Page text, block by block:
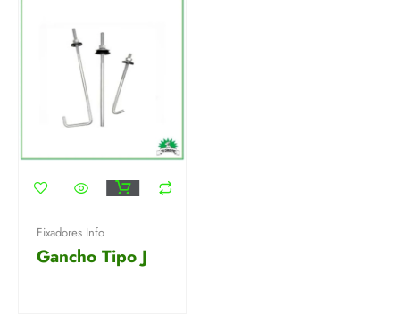
Fixadores Info
Gancho Tipo J